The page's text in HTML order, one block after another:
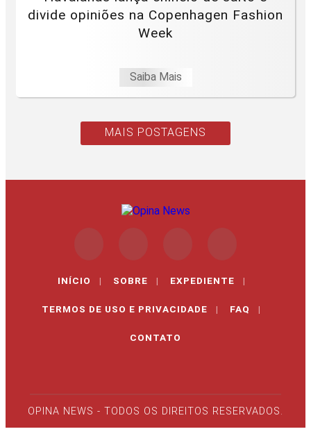
divide opiniões na Copenhagen Fashion
Week
Saiba Mais
MAIS POSTAGENS
INÍCIO | SOBRE | EXPEDIENTE |
TERMOS DE USO E PRIVACIDADE | FAQ |
CONTATO
OPINA NEWS - TODOS OS DIREITOS RESERVADOS.